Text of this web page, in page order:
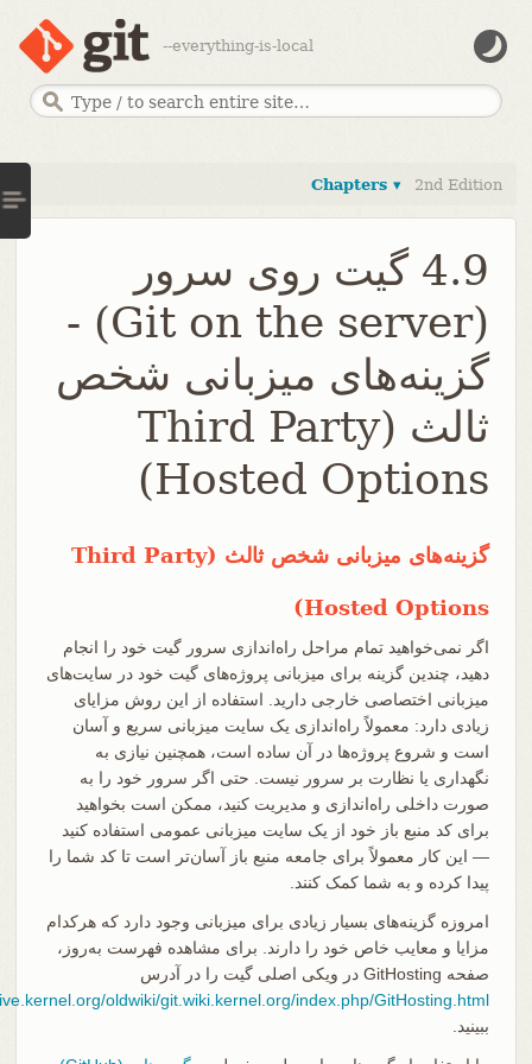
--everything-is-local
Chapters ▾ 2nd Edition
4.9 گیت روی سرور
(Git on the server) -
گزینه‌های میزبانی شخص
ثالث (Third Party
Hosted Options)
گزینه‌های میزبانی شخص ثالث (Third Party
Hosted Options)
اگر نمی‌خواهید تمام مراحل راه‌اندازی سرور گیت خود را انجام
دهید، چندین گزینه برای میزبانی پروژه‌های گیت خود در سایت‌های
میزبانی اختصاصی خارجی دارید. استفاده از این روش مزایای
زیادی دارد: معمولاً راه‌اندازی یک سایت میزبانی سریع و آسان
است و شروع پروژه‌ها در آن ساده است، همچنین نیازی به
نگهداری یا نظارت بر سرور نیست. حتی اگر سرور خود را به
صورت داخلی راه‌اندازی و مدیریت کنید، ممکن است بخواهید
برای کد منبع باز خود از یک سایت میزبانی عمومی استفاده کنید
— این کار معمولاً برای جامعه منبع باز آسان‌تر است تا کد شما را
پیدا کرده و به شما کمک کنند.
امروزه گزینه‌های بسیار زیادی برای میزبانی وجود دارد که هرکدام
مزایا و معایب خاص خود را دارند. برای مشاهده فهرست به‌روز،
صفحه GitHosting در ویکی اصلی گیت را در آدرس
oldwiki/git.wiki.kernel.org/index.php/GitHosting.html
ببینید.